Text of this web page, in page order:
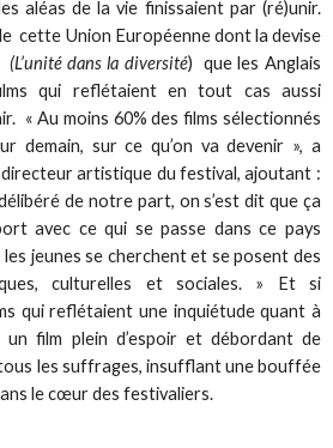
aléas de la vie finissaient par (ré)unir.
cette Union Européenne dont la devise
dans la diversité) que les Anglais
qui reflétaient en tout cas aussi
« Au moins 60% des films sélectionnés
demain, sur ce qu’on va devenir », a
directeur artistique du festival, ajoutant :
de notre part, on s’est dit que ça
avec ce qui se passe dans ce pays
jeunes se cherchent et se posent des
culturelles et sociales. » Et si
qui reflétaient une inquiétude quant à
un film plein d’espoir et débordant de
les suffrages, insufflant une bouffée
le cœur des festivaliers.